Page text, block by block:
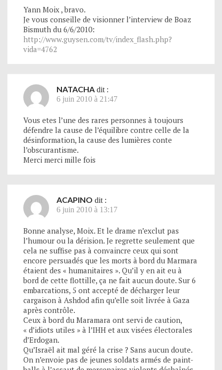
Yann Moix , bravo.
Je vous conseille de visionner l’interview de Boaz
Bismuth du 6/6/2010:
http://www.guysen.com/tv/index_flash.php?
vida=4762
NATACHA dit :
6 juin 2010 à 21:47
Vous etes l’une des rares personnes à toujours
défendre la cause de l’équilibre contre celle de la
désinformation, la cause des lumières conte
l’obscurantisme.
Merci merci mille fois
ACAPINO dit :
6 juin 2010 à 13:17
Bonne analyse, Moix. Et le drame n’exclut pas
l’humour ou la dérision. Je regrette seulement que
cela ne suffise pas à convaincre ceux qui sont
encore persuadés que les morts à bord du Marmara
étaient des « humanitaires ». Qu’il y en ait eu à
bord de cette flottille, ça ne fait aucun doute. Sur 6
embarcations, 5 ont accepté de décharger leur
cargaison à Ashdod afin qu’elle soit livrée à Gaza
après contrôle.
Ceux à bord du Maramara ont servi de caution,
« d’idiots utiles » à l’IHH et aux visées électorales
d’Erdogan.
Qu’Israël ait mal géré la crise ? Sans aucun doute.
On n’envoie pas de jeunes soldats armés de paint-